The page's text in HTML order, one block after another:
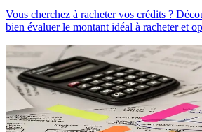
Vous cherchez à racheter vos crédits ?
bien évaluer le montant idéal à racheter et